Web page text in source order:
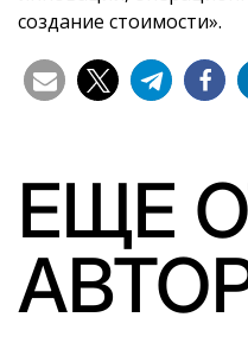
создание стоимости».
ЕЩЕ